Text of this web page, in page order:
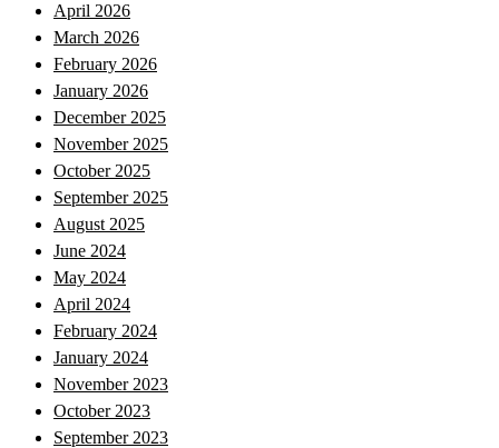
April 2026
March 2026
February 2026
January 2026
December 2025
November 2025
October 2025
September 2025
August 2025
June 2024
May 2024
April 2024
February 2024
January 2024
November 2023
October 2023
September 2023